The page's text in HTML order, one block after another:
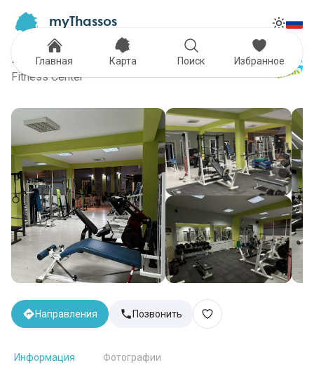
myThassos
Fitness Club Entasis
Fitness Center
Направления Позвонить
Информация Фотографии
Главная Карта Поиск Избранное